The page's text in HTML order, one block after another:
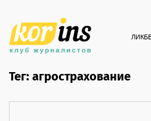
Тег: агрострахование